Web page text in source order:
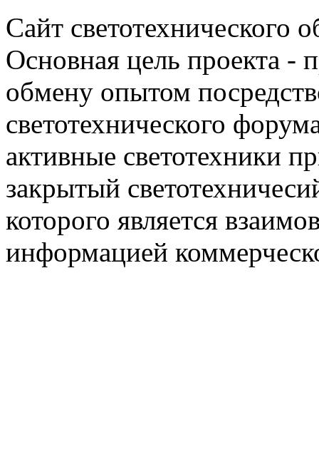
Сайт светотехнического
Основная цель проекта -
обмену опытом
светотехнического
активные светотехники
закрытый
которого является
информацией